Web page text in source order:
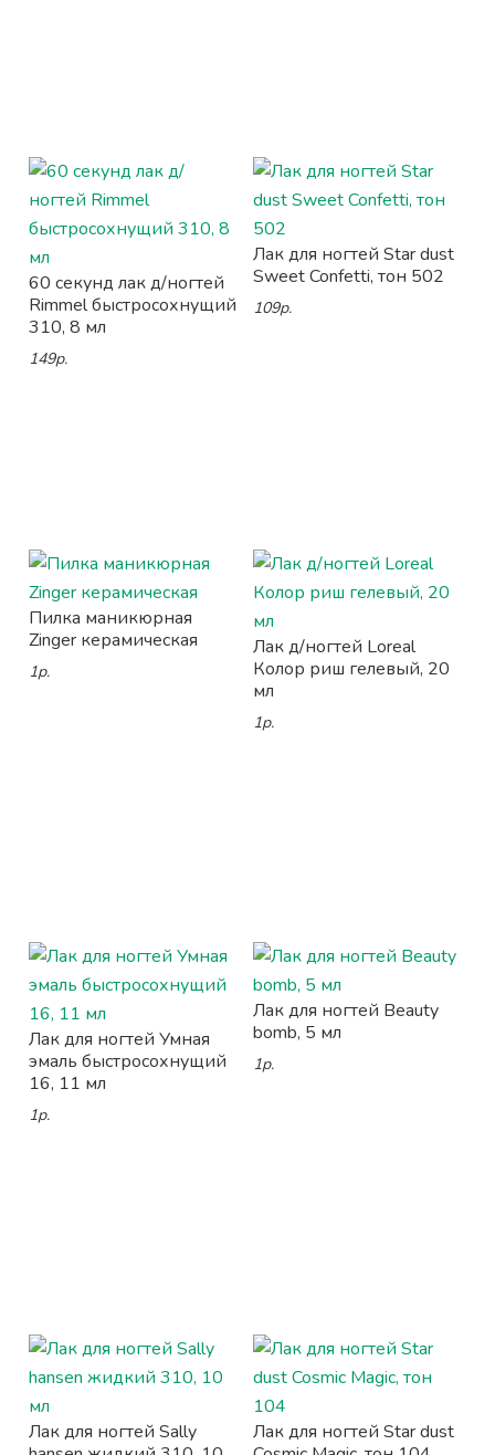
60 секунд лак д/ногтей
Rimmel быстросохнущий
310, 8 мл
149р.
Лак для ногтей Star dust
Sweet Confetti, тон 502
109р.
Пилка маникюрная
Zinger керамическая
1р.
Лак д/ногтей Loreal
Колор риш гелевый, 20
мл
1р.
Лак для ногтей Умная
эмаль быстросохнущий
16, 11 мл
1р.
Лак для ногтей Beauty
bomb, 5 мл
1р.
Лак для ногтей Sally
Лак для ногтей Star dust